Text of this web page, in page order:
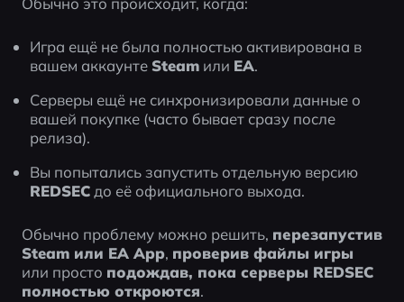
Игра ещё не была полностью активирована в
вашем аккаунте Steam или EA.
Серверы ещё не синхронизировали данные о
вашей покупке (часто бывает сразу после
релиза).
REDSEC до её официального выхода.
Обычно проблему можно решить, перезапустив
Steam или EA App, проверив файлы игры
или просто подождав, пока серверы REDSEC
полностью откроются.